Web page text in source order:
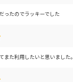
ったのでラッキーでした
また利用したいと思いました。